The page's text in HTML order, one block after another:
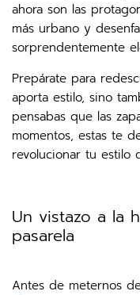
ahora son las
más urbano y
sorprendentemente
Prepárate para
aporta estilo, sino
pensabas que las
momentos, estas te
revolucionar tu estilo
Un vistazo a la
pasarela
Antes de meternos